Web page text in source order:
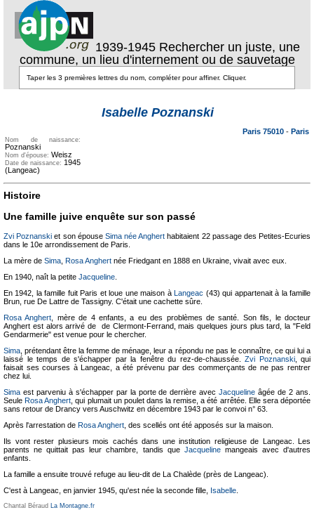
1939-1945 Rechercher un juste, une
commune, un lieu d'internement ou de sauvetage
Isabelle Poznanski
Paris 75010 - Paris
Nom de naissance:
Poznanski
Nom d'épouse: Weisz
Date de naissance: 1945
(Langeac)
Histoire
Une famille juive enquête sur son passé
Zvi Poznanski et son épouse Sima née Anghert habitaient 22 passage des Petites-Ecuries
dans le 10e arrondissement de Paris.
La mère de Sima Rosa Anghert née Friedgant en 1888 en Ukraine, vivait avec eux.
En 1940, naît la petite Jacqueline
En 1942, la famille fuit Paris et loue une maison àLangeac (43) qui appartenait à la famille
Brun, rue De Lattre de Tassigny. C'était une cachette sûre.
Rosa Anghert , mère de 4 enfants, a eu des problèmes de santé. Son fils, le docteur
Anghert est alors arrivé de de Clermont-Ferrand, mais quelques jours plus tard, la "Feld
Gendarmerie" est venue pour le chercher.
Sima , prétendant être la femme de ménage, leur a répondu ne pas le connaître, ce qui lui a
laissé le temps de s'échapper par la fenêtre du rez-de-chaussée. Zvi Poznanski, qui
faisait ses courses à Langeac, a été prévenu par des commerçants de ne pas rentrer
chez lui.
Sima est parveniu à s'échapper par la porte de derrière avecJacqueline âgée de 2 ans.
SeuleRosa Anghert , qui plumait un poulet dans la remise, a été arrêtée. Elle sera déportée
sans retour de Drancy vers Auschwitz en décembre 1943 par le convoi n° 63.
Après l'arrestation de Rosa Anghert , des scellés ont été apposés sur la maison.
Ils vont rester plusieurs mois cachés dans une institution religieuse de Langeac. Les
parents ne quittait pas leur chambre, tandis que Jacquelinemangeais avec d'autres
enfants.
La famille a ensuite trouvé refuge au lieu-dit de La Chalède (près de Langeac).
C'est à Langeac, en janvier 1945, qu'est née la seconde fille, Isabelle
Chantal Béraud La Montagne.fr